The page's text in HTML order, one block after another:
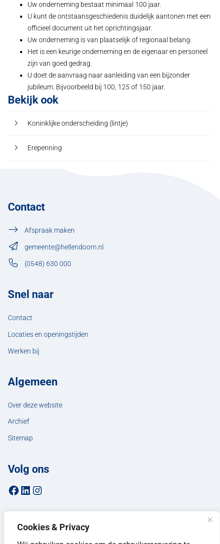
Cookies & Privacy
Uw onderneming bestaat minimaal 100 jaar.
U kunt de ontstaansgeschiedenis duidelijk aantonen met een
officieel document uit het oprichtingsjaar.
Uw onderneming is van plaatselijk of regionaal belang.
Het is een keurige onderneming en de eigenaar en personeel
zijn van goed gedrag.
U doet de aanvraag naar aanleiding van een bijzonder
jubileum. Bijvoorbeeld bij 100, 125 of 150 jaar.
Bekijk ook
Koninklijke onderscheiding (lintje)
Erepenning
Contact
Afspraak maken
gemeente@hellendoorn.nl
(0548) 630 000
Snel naar
Contact
Locaties en openingstijden
Werken bij
Algemeen
Over deze website
Archief
Sitemap
Volg ons
Facebookpagina van de gemeente Hellendoorn
LinkedIn-pagina van de gemeente Hellendoorn
Instagrampagina van de gemeente Hellendoorn